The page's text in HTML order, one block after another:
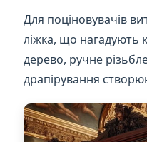
Для поціновувачів
ліжка, що нагадують
дерево, ручне
драпірування